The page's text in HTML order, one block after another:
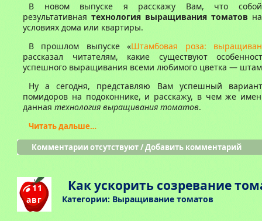
В новом выпуске я расскажу Вам, что собой
результативная технология выращивания томатов
условиях дома или квартиры.
В прошлом выпуске «Штамбовая роза:
рассказал читателям, какие существуют
успешного выращивания всеми любимого цветка —
Ну а сегодня, представляю Вам успешный
помидоров на подоконнике, и расскажу, в чем же
данная технология выращивания томатов.
Читать дальше…
Комментарии отсутствуют/Добавить комментарий
11
авг
Как ускорить созревание
Категории: Выращивание томатов